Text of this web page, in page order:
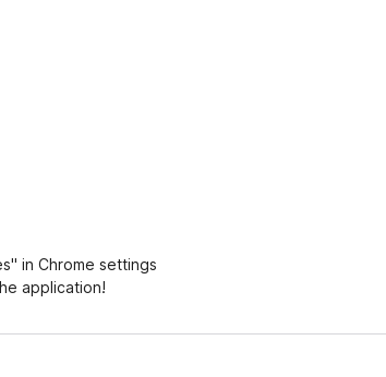
in Chrome settings
application!